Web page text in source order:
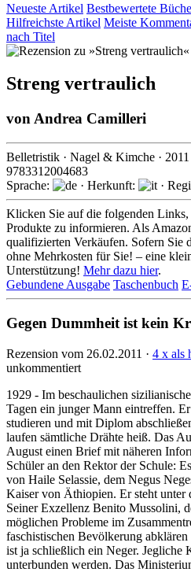
Neueste Artikel Bestbewertete
Hilfreichste Artikel Meiste
nach Titel
Streng vertraulich
vonAndrea Camilleri
Belletristik · Nagel & Kimche · 2011
9783312004683
Sprache:
· Herkunft: ·
Klicken Sie auf die folgenden
Produkte zu informieren. Als
qualifizierten Verkäufen. Sofern Sie
ohne Mehrkosten für Sie! – eine
Unterstützung! Mehr dazu hier.
Gebundene Ausgabe Taschenbuch
Gegen Dummheit ist kein
Rezension vom 26.02.2011 · 4 x als
unkommentiert
1929 - Im beschaulichen
Tagen ein junger Mann eintreffen.
studieren und mit Diplom
laufen sämtliche Drähte heiß. Das
August einen Brief mit näheren
Schüler an den Rektor der Schule:
von Haile Selassie, dem Negus
Kaiser von Äthiopien. Er steht unter
Seiner Exzellenz Benito Mussolini,
möglichen Probleme im
faschistischen Bevölkerung
ist ja schließlich ein Neger. Jegliche
unterbunden werden. Das